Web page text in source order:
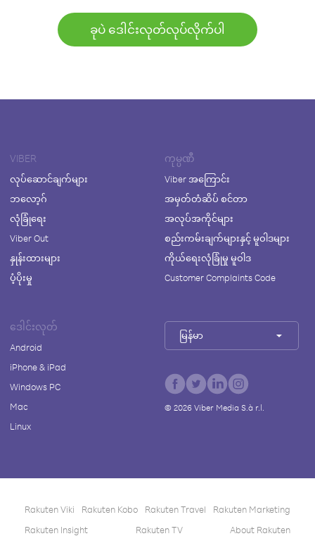
ခုပဲ ဒေါင်းလုတ်လုပ်လိုက်ပါ
VIBER
လုပ်ဆောင်ချက်များ
ဘလော့ဂ်
လုံခြုံရေး
Viber Out
နှုန်းထားများ
ပံ့ပိုးမှု
ကုမ္ပဏီ
Viber အကြောင်း
အမှတ်တံဆိပ် စင်တာ
အလုပ်အကိုင်များ
စည်းကမ်းချက်များနှင့် မူဝါဒများ
ကိုယ်ရေးလုံခြုံမှု မူဝါဒ
Customer Complaints Code
ဒေါင်းလုတ်
Android
iPhone & iPad
Windows PC
Mac
Linux
မြန်မာ
© 2026Viber Media S.à r.l.
Rakuten Viki Rakuten Kobo Rakuten Travel
Rakuten Marketing
Rakuten Insight
Rakuten TV About Rakuten